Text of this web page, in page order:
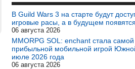
В Guild Wars 3 на старте будут
игровые расы, а в будущем
06 августа 2026
MMORPG SOL: enchant стала самой
прибыльной мобильной игрой
июле 2026 года
06 августа 2026